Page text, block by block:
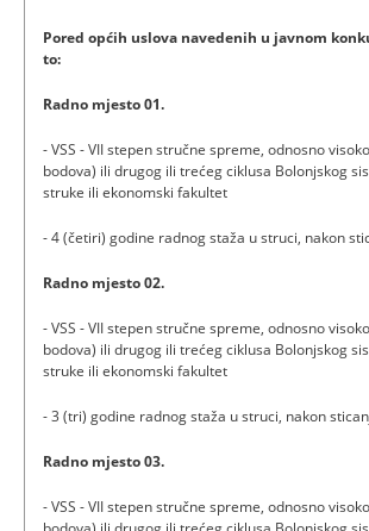
Pored općih uslova navedenih u javnom
to:
Radno mjesto 01.
- VSS - VII stepen stručne spreme, odnosno
bodova) ili drugog ili trećeg ciklusa Bolonjskog
struke ili ekonomski fakultet
- 4 (četiri) godine radnog staža u struci, nakon
Radno mjesto 02.
- VSS - VII stepen stručne spreme, odnosno
bodova) ili drugog ili trećeg ciklusa Bolonjskog
struke ili ekonomski fakultet
- 3 (tri) godine radnog staža u struci, nakon
Radno mjesto 03.
- VSS - VII stepen stručne spreme, odnosno